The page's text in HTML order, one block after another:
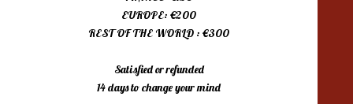
EUROPE: €200
REST OF THE WORLD : €300
Satisfied or refunded
14 days to change your mind